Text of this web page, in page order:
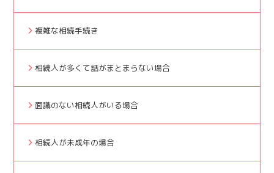
複雑な相続手続き
相続人が多くて話がまとまらない場合
面識のない相続人がいる場合
相続人が未成年の場合